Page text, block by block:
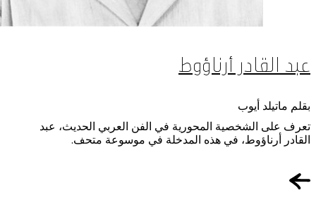
عبد القادر أرناؤوط
تعرف على الشخصية المحورية في الفن العربي الحديث، عبد
القادر أرناؤوط، في هذه المدخلة في موسوعة متحف.
بقلم ماتيلد أيوب